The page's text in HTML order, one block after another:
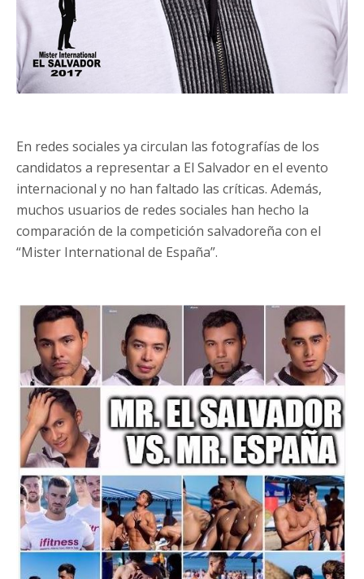
En redes sociales ya circulan las fotografías de los
candidatos a representar a El Salvador en el evento
internacional y no han faltado las críticas. Además,
muchos usuarios de redes sociales han hecho la
comparación de la competición salvadoreña con el
“Mister International de España”.